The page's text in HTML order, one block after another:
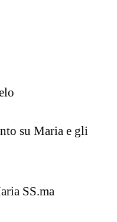
su Maria e gli
SS.ma